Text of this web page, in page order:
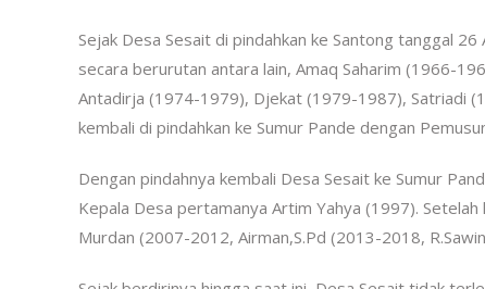
Sejak Desa Sesait di pindahkan ke Santong tanggal
secara berurutan antara lain, Amaq Saharim (1966-
Antadirja (1974-1979), Djekat (1979-1987), Satriadi
kembali di pindahkan ke Sumur Pande dengan
Dengan pindahnya kembali Desa Sesait ke Sumur
Kepala Desa pertamanya Artim Yahya (1997).
Murdan (2007-2012, Airman,S.Pd (2013-2018,